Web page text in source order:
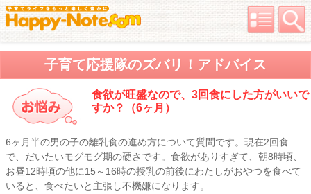
子育て応援隊のズバリ！アドバイス
食欲が旺盛なので、3回食にした方がいいで
すか？（6ヶ月）
6ヶ月半の男の子の離乳食の進め方について質問です。現在2回食
で、だいたいモグモグ期の硬さです。食欲がありすぎて、朝8時頃、
お昼12時頃の他に15～16時の授乳の前後にわたしがおやつを食べて
いると、食べたいと主張し不機嫌になります。